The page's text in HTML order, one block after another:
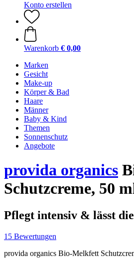
Konto erstellen
Warenkorb € 0,00
Marken
Gesicht
Make-up
Körper & Bad
Haare
Männer
Baby & Kind
Themen
Sonnenschutz
Angebote
provida organics
Schutzcreme, 50
Pflegt intensiv & lässt
15 Bewertungen
provida organics Bio-Melkfett